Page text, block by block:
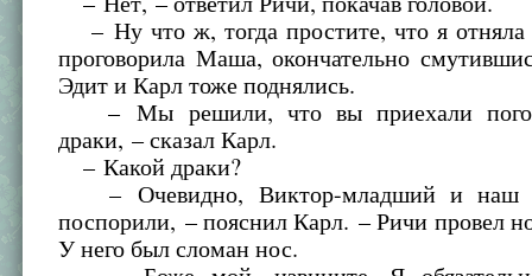
– Ну что ж, тогда простите, что я отняла
проговорила Маша, окончательно
Эдит и Карл тоже поднялись.
– Мы решили, что вы приехали
драки, – сказал Карл.
– Какой драки?
– Очевидно, Виктор-младший и наш
поспорили, – пояснил Карл. – Ричи провел
У него был сломан нос.